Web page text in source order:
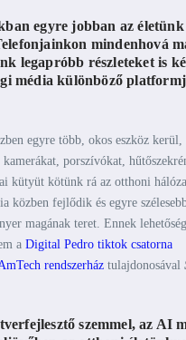
egyre jobban az életünk
mindenhová
legapróbb részleteket is
média különböző
egyre több, okos eszköz kerül,
porszívókat,
kütyüt kötünk rá az otthoni
közben fejlődik és egyre
magának teret. Ennek
a Digital Pedro tiktok csatorna
rendszerház tulajdonosával
szemmel, az AI